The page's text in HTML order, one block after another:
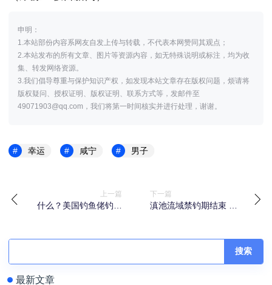
申明：
1.本站部份内容系网友自发上传与转载，不代表本网赞同其观点；
2.本站发布的所有文章、图片等资源内容，如无特殊说明或标注，均为收
集、转发网络资源。
3.我们倡导尊重与保护知识产权，如发现本站文章存在版权问题，烦请将
版权疑问、授权证明、版权证明、联系方式等，发邮件至
49071903@qq.com，我们将第一时间核实并进行处理，谢谢。
幸运 咸宁 男子
上一篇
什么？美国钓鱼佬钓鱼
下一篇
滇池流域禁钓期结束 传
搜索
最新文章